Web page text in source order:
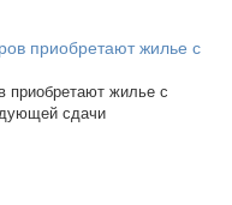
приобретают жилье с
приобретают жилье с
сдачи